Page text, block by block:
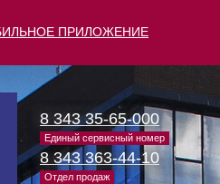
ПРИЛОЖЕНИЕ
8 343 35-65-000
Единый сервисный номер
8 343 363-44-10
Отдел продаж